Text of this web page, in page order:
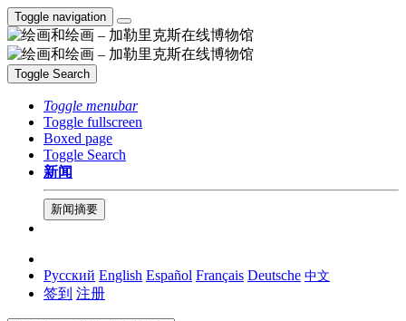
Toggle navigation
Toggle Search
Toggle menubar
Toggle fullscreen
Boxed page
Toggle Search
新闻
新闻摘要
Русский English Español Français Deutsche 中文
签到 注册